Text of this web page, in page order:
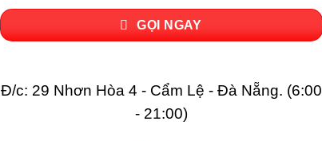
GỌI NGAY
Đ/c: 29 Nhơn Hòa 4 - Cẩm Lệ - Đà Nẵng. (6:00
- 21:00)